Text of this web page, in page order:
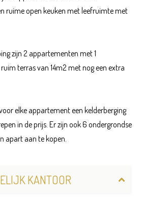
ruime open keuken met leefruimte met
zijn 2 appartementen met 1
terras van 14m2 met nog een extra
elke appartement een kelderberging
in de prijs. Er zijn ook 6 ondergrondse
apart aan te kopen.
KANTOOR